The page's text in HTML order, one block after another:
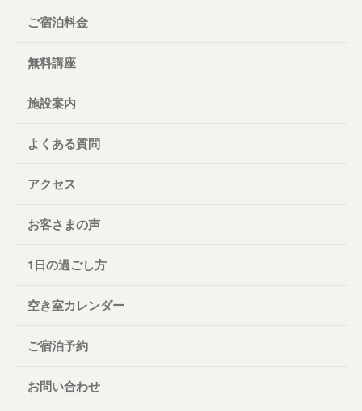
ご宿泊料金
無料講座
施設案内
よくある質問
アクセス
お客さまの声
1日の過ごし方
空き室カレンダー
ご宿泊予約
お問い合わせ